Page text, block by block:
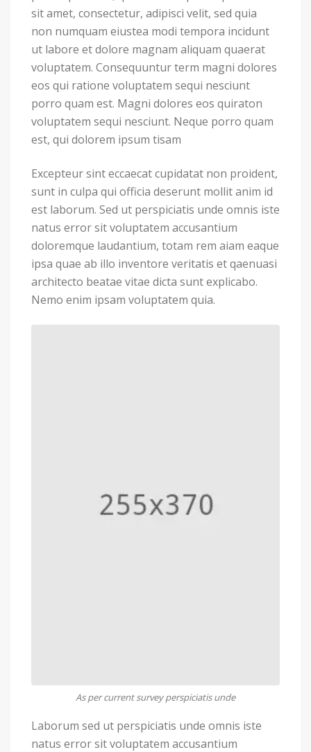
sit amet, consectetur, adipisci velit, sed quia
non numquam eiustea modi tempora incidunt
ut labore et dolore magnam aliquam quaerat
voluptatem. Consequuntur term magni dolores
eos qui ratione voluptatem sequi nesciunt
porro quam est. Magni dolores eos quiraton
voluptatem sequi nesciunt. Neque porro quam
est, qui dolorem ipsum tisam
Excepteur sint eccaecat cupidatat non proident,
sunt in culpa qui officia deserunt mollit anim id
est laborum. Sed ut perspiciatis unde omnis iste
natus error sit voluptatem accusantium
doloremque laudantium, totam rem aiam eaque
ipsa quae ab illo inventore veritatis et qaenuasi
architecto beatae vitae dicta sunt explicabo.
Nemo enim ipsam voluptatem quia.
As per current survey perspiciatis unde
Laborum sed ut perspiciatis unde omnis iste
natus error sit voluptatem accusantium